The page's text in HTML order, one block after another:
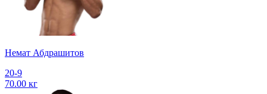
Немат Абдрашитов
20-9
70.00 кг